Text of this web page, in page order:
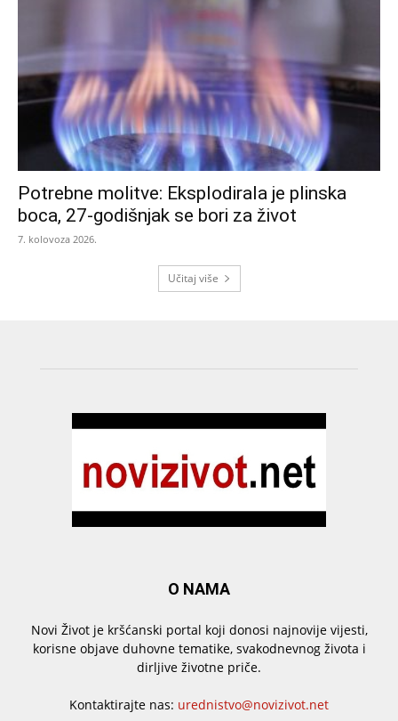
Potrebne molitve: Eksplodirala je plinska
boca, 27-godišnjak se bori za život
7. kolovoza 2026.
Učitaj više
O NAMA
Novi Život je kršćanski portal koji donosi najnovije vijesti,
korisne objave duhovne tematike, svakodnevnog života i
dirljive životne priče.
Kontaktirajte nas: urednistvo@novizivot.net